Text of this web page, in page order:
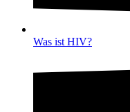
Was ist HIV?